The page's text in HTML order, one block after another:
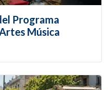
Programa
Música